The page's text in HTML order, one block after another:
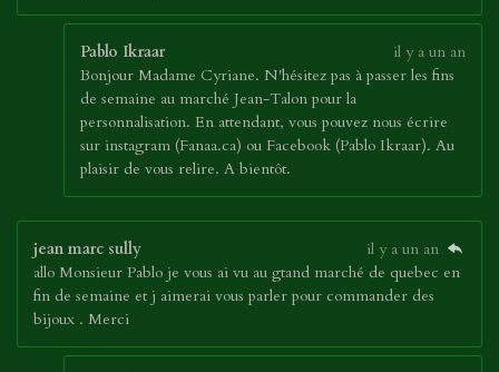
Pablo Ikraar
il y a un an
Bonjour Madame Cyriane. N'hésitez pas à passer les fins
de semaine au marché Jean-Talon pour la
personnalisation. En attendant, vous pouvez nous écrire
sur instagram (Fanaa.ca) ou Facebook (Pablo Ikraar). Au
plaisir de vous relire. A bientôt.
jean marc sully
il y a un an
allo Monsieur Pablo je vous ai vu au gtand marché de quebec en
fin de semaine et j aimerai vous parler pour commander des
bijoux . Merci